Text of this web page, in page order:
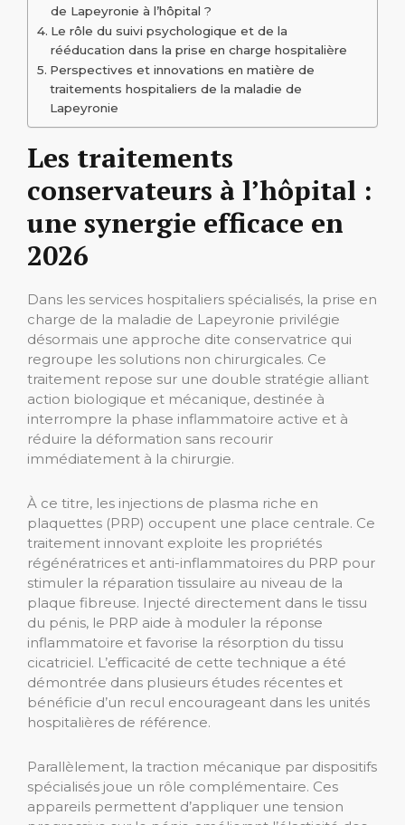
de Lapeyronie à l’hôpital ?
Le rôle du suivi psychologique et de la
rééducation dans la prise en charge hospitalière
Perspectives et innovations en matière de
traitements hospitaliers de la maladie de
Lapeyronie
Les traitements
conservateurs à l’hôpital :
une synergie efficace en
2026
Dans les services hospitaliers spécialisés, la prise en
charge de la maladie de Lapeyronie privilégie
désormais une approche dite conservatrice qui
regroupe les solutions non chirurgicales. Ce
traitement repose sur une double stratégie alliant
action biologique et mécanique, destinée à
interrompre la phase inflammatoire active et à
réduire la déformation sans recourir
immédiatement à la chirurgie.
À ce titre, les injections de plasma riche en
plaquettes (PRP) occupent une place centrale. Ce
traitement innovant exploite les propriétés
régénératrices et anti-inflammatoires du PRP pour
stimuler la réparation tissulaire au niveau de la
plaque fibreuse. Injecté directement dans le tissu
du pénis, le PRP aide à moduler la réponse
inflammatoire et favorise la résorption du tissu
cicatriciel. L’efficacité de cette technique a été
démontrée dans plusieurs études récentes et
bénéficie d’un recul encourageant dans les unités
hospitalières de référence.
Parallèlement, la traction mécanique par dispositifs
spécialisés joue un rôle complémentaire. Ces
appareils permettent d’appliquer une tension